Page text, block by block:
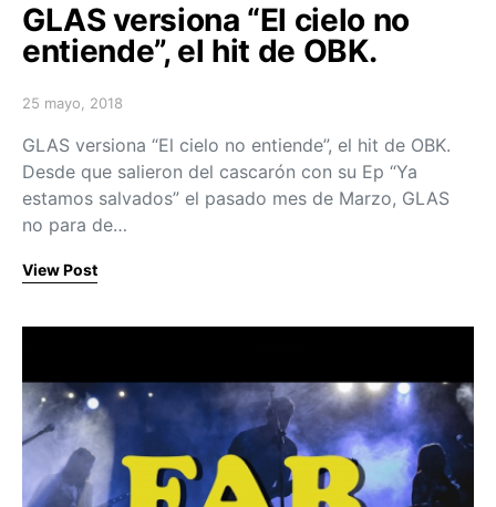
GLAS versiona “El cielo no
entiende”, el hit de OBK.
Posted on
25 mayo, 2018
GLAS versiona “El cielo no entiende”, el hit de OBK.
Desde que salieron del cascarón con su Ep “Ya
estamos salvados” el pasado mes de Marzo, GLAS
no para de…
View Post